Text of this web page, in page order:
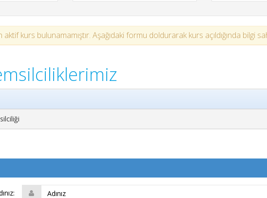
kurs bulunamamıştır. Aşağıdaki formu doldurarak kurs açıldığında bilgi